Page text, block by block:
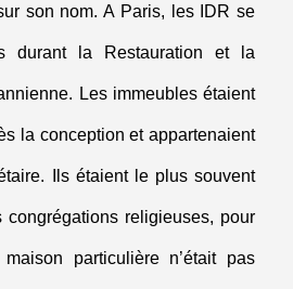
son nom. A Paris, les IDR se
durant la Restauration et la
Les immeubles étaient
la conception et appartenaient
Ils étaient le plus souvent
congrégations religieuses, pour
particulière n’était pas